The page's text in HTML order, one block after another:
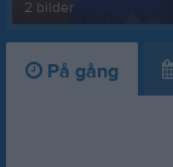
2 bilder
På gång